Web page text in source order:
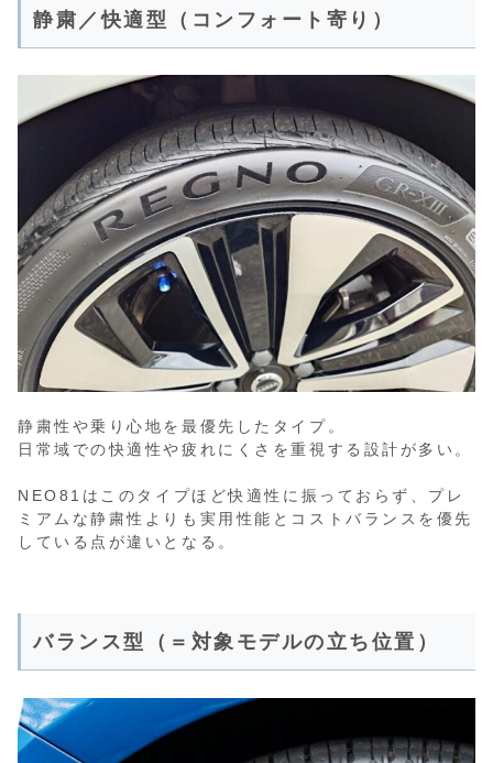
静粛／快適型（コンフォート寄り）
静粛性や乗り心地を最優先したタイプ。
日常域での快適性や疲れにくさを重視する設計が多い。
NEO81はこのタイプほど快適性に振っておらず、プレ
ミアムな静粛性よりも実用性能とコストバランスを優先
している点が違いとなる。
バランス型（＝対象モデルの立ち位置）